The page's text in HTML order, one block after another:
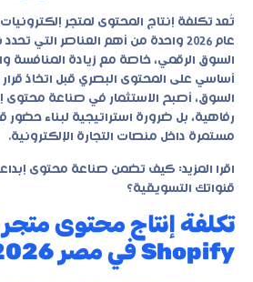
عام 2026 واحدة من أهم العناصر التي
السوق الرقمي، خاصة مع زيادة المنافسة
أساسي على المحتوى البصري قبل اتخاذ
السوق، أصبح الاستثمار في صناعة محتوى
رفاهية، بل ضرورة استراتيجية لبناء
مستمرة داخل منصات التجارة الإلكترونية.
اقرا المزيد: كيف تضمن صناعة محتوى
قنواتك التسويقية؟
تكلفة إنتاج محتوى متجر
Shopify في مصر 2026